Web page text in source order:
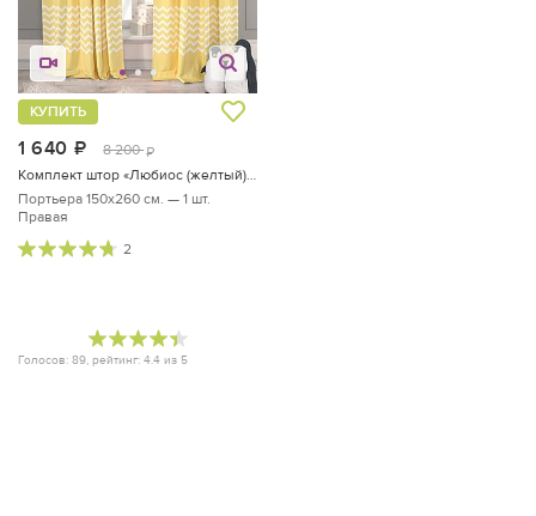
1 640 руб.
8 200 руб.
КУПИТЬ
Портьера 150х260 см. — 1 шт.
Правая
2
Голосов: 89, рейтинг: 4.4 из 5